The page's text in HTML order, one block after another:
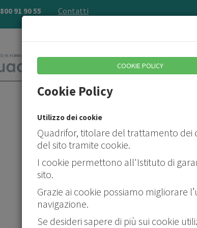
800 91 90 55 Contatti
La nostra missione
nostri iscritti gli
contesto
personali.
COOKIE POLICY
Cookie Policy
Utilizzo dei cookie
Quadrifor, titolare del trattamento dei
del sito tramite cookie.
I cookie permettono all'Istituto di
sito.
Grazie ai cookie possiamo migliorare
navigazione.
Se desideri sapere di più sui cookie